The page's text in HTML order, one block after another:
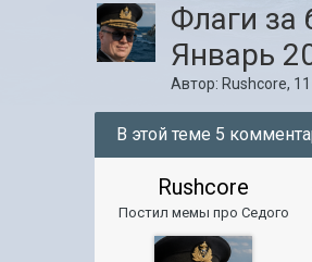
Флаги за
Январь
Автор: Rushcore,
В этой теме 5
Rushcore
Постил мемы про Седого